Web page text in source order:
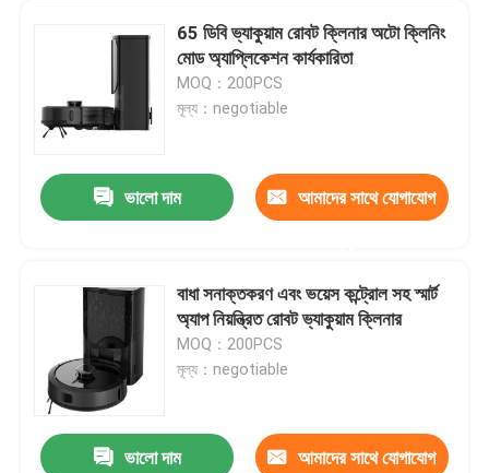
65 ডিবি ভ্যাকুয়াম রোবট ক্লিনার অটো ক্লিনিং
মোড অ্যাপ্লিকেশন কার্যকারিতা
MOQ：200PCS
মূল্য：negotiable
ভালো দাম আমাদের সাথে যোগাযোগ
বাধা সনাক্তকরণ এবং ভয়েস কন্ট্রোল সহ স্মার্ট
অ্যাপ নিয়ন্ত্রিত রোবট ভ্যাকুয়াম ক্লিনার
MOQ：200PCS
মূল্য：negotiable
ভালো দাম আমাদের সাথে যোগাযোগ